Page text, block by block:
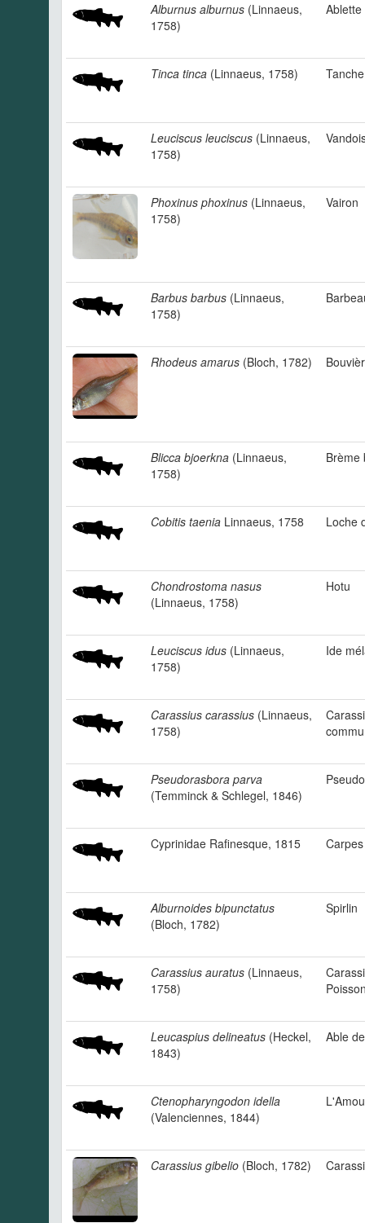
Alburnus alburnus (Linnaeus,
1758)
Ablette
Tinca tinca (Linnaeus, 1758) Tanche
Leuciscus leuciscus (Linnaeus,
1758)
Phoxinus phoxinus (Linnaeus,
1758)
Vairon
Barbus barbus (Linnaeus,
1758)
Rhodeus amarus (Bloch, 1782)
Blicca bjoerkna (Linnaeus,
1758)
Brème
Cobitis taenia Linnaeus, 1758 Loche
Chondrostoma nasus
(Linnaeus, 1758)
Hotu
Leuciscus idus (Linnaeus,
1758)
Ide
Carassius carassius (Linnaeus,
1758)
Pseudorasbora parva
(Temminck & Schlegel, 1846)
Cyprinidae Rafinesque, 1815 Carpes
Alburnoides bipunctatus
(Bloch, 1782)
Spirlin
Carassius auratus (Linnaeus,
1758)
Leucaspius delineatus (Heckel,
1843)
Able
Ctenopharyngodon idella
(Valenciennes, 1844)
Carassius gibelio (Bloch, 1782)